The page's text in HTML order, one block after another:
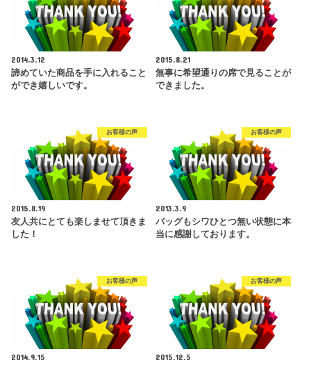
2014.3.12
諦めていた商品を手に入れること
ができ嬉しいです。
2015.8.21
無事に希望通りの席で見ることが
できました。
お客様の声
2015.8.19
友人共にとても楽しませて頂きま
した！
お客様の声
2013.3.9
バッグもシワひとつ無い状態に本
当に感謝しております。
お客様の声
2014.9.15
お客様の声
2015.12.5